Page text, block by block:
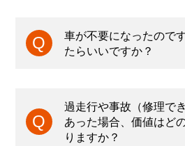
車が不要になったので
たらいいですか？
※中途解約ご希望の場合は
き、解約金は一括での
過走行や事故（修理で
あった場合、価値はど
りますか？